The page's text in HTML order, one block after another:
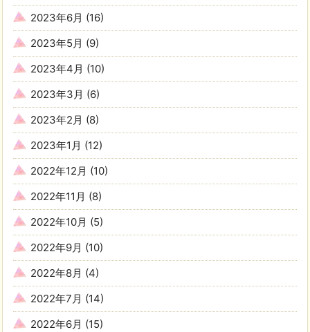
2023年6月 (16)
2023年5月 (9)
2023年4月 (10)
2023年3月 (6)
2023年2月 (8)
2023年1月 (12)
2022年12月 (10)
2022年11月 (8)
2022年10月 (5)
2022年9月 (10)
2022年8月 (4)
2022年7月 (14)
2022年6月 (15)